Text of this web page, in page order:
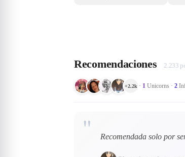
Recomendaciones 2.233
+2.2k · 1 Unicorns · 2
" Recomendada solo por